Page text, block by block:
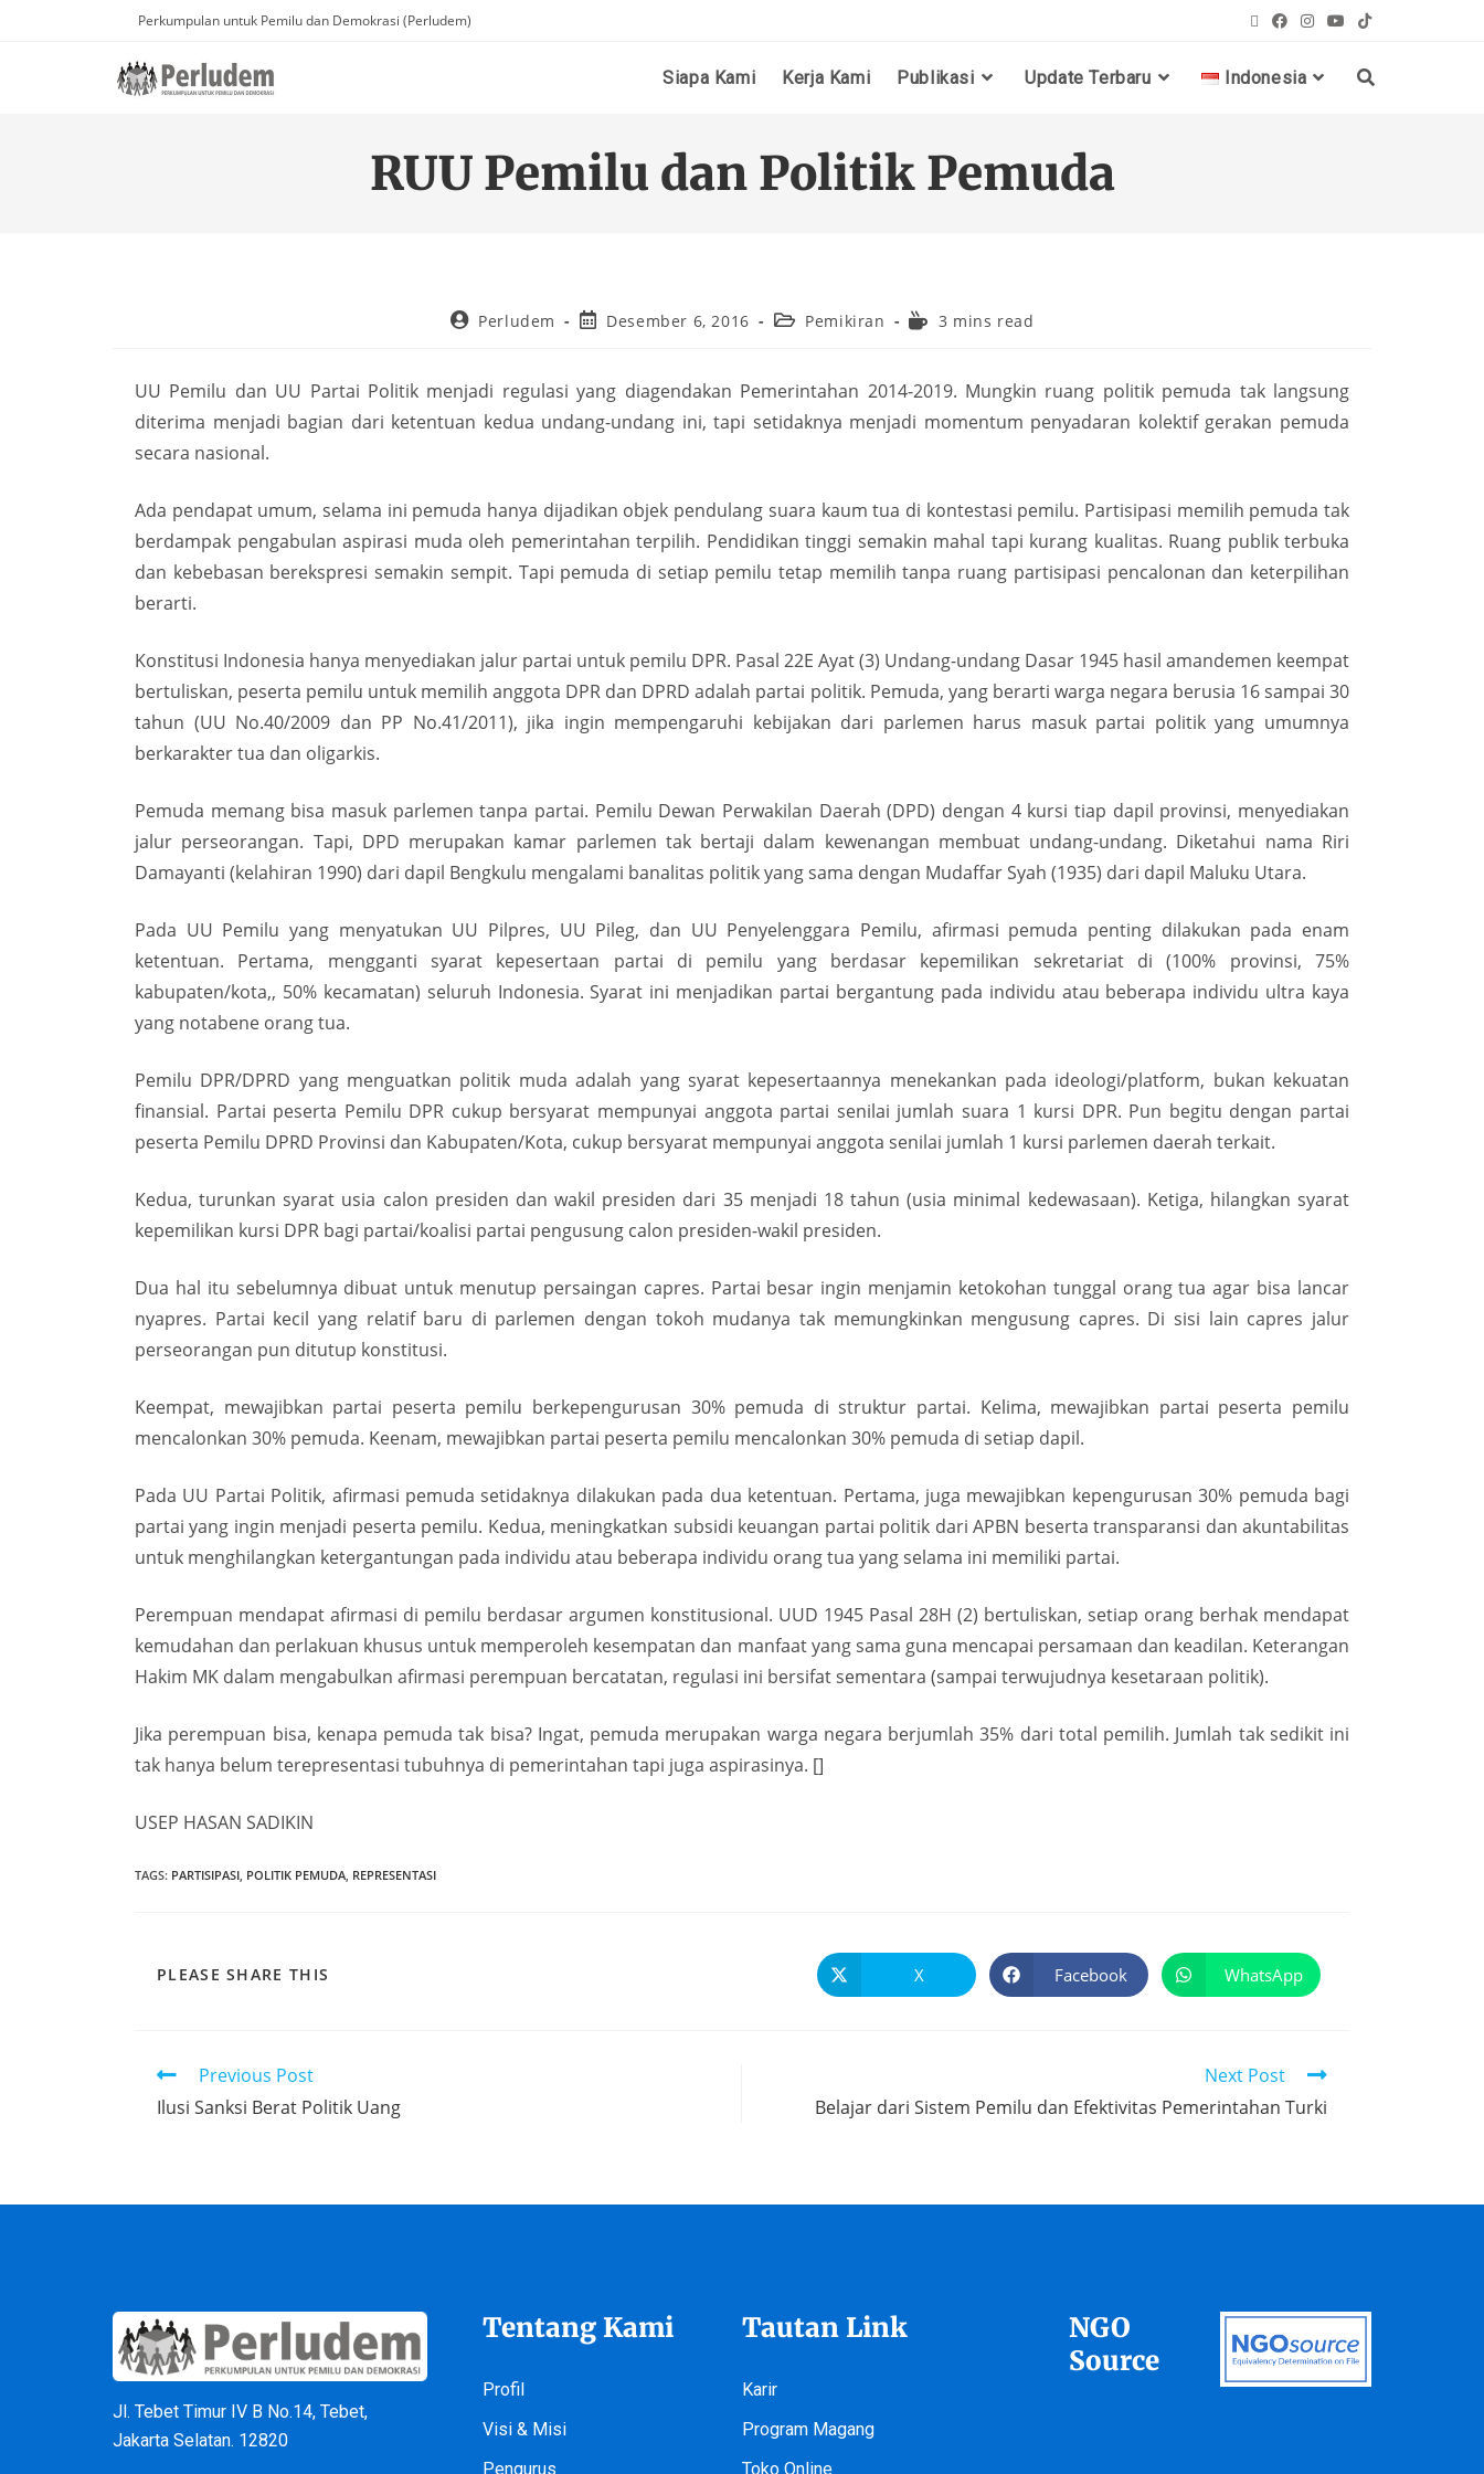
Perkumpulan untuk Pemilu dan Demokrasi (Perludem)
Siapa Kami Kerja Kami Publikasi Update Terbaru Indonesia
RUU Pemilu dan Politik Pemuda
Perludem Desember 6, 2016 Pemikiran 3 mins read
UU Pemilu dan UU Partai Politik menjadi regulasi yang diagendakan Pemerintahan 2014-2019. Mungkin ruang politik pemuda tak langsung
diterima menjadi bagian dari ketentuan kedua undang-undang ini, tapi setidaknya menjadi momentum penyadaran kolektif gerakan pemuda
secara nasional.
Ada pendapat umum, selama ini pemuda hanya dijadikan objek pendulang suara kaum tua di kontestasi pemilu. Partisipasi memilih pemuda tak
berdampak pengabulan aspirasi muda oleh pemerintahan terpilih. Pendidikan tinggi semakin mahal tapi kurang kualitas. Ruang publik terbuka
dan kebebasan berekspresi semakin sempit. Tapi pemuda di setiap pemilu tetap memilih tanpa ruang partisipasi pencalonan dan keterpilihan
berarti.
Konstitusi Indonesia hanya menyediakan jalur partai untuk pemilu DPR. Pasal 22E Ayat (3) Undang-undang Dasar 1945 hasil amandemen keempat
bertuliskan, peserta pemilu untuk memilih anggota DPR dan DPRD adalah partai politik. Pemuda, yang berarti warga negara berusia 16 sampai 30
tahun (UU No.40/2009 dan PP No.41/2011), jika ingin mempengaruhi kebijakan dari parlemen harus masuk partai politik yang umumnya
berkarakter tua dan oligarkis.
Pemuda memang bisa masuk parlemen tanpa partai. Pemilu Dewan Perwakilan Daerah (DPD) dengan 4 kursi tiap dapil provinsi, menyediakan
jalur perseorangan. Tapi, DPD merupakan kamar parlemen tak bertaji dalam kewenangan membuat undang-undang. Diketahui nama Riri
Damayanti (kelahiran 1990) dari dapil Bengkulu mengalami banalitas politik yang sama dengan Mudaffar Syah (1935) dari dapil Maluku Utara.
Pada UU Pemilu yang menyatukan UU Pilpres, UU Pileg, dan UU Penyelenggara Pemilu, afirmasi pemuda penting dilakukan pada enam
ketentuan. Pertama, mengganti syarat kepesertaan partai di pemilu yang berdasar kepemilikan sekretariat di (100% provinsi, 75%
kabupaten/kota,, 50% kecamatan) seluruh Indonesia. Syarat ini menjadikan partai bergantung pada individu atau beberapa individu ultra kaya
yang notabene orang tua.
Pemilu DPR/DPRD yang menguatkan politik muda adalah yang syarat kepesertaannya menekankan pada ideologi/platform, bukan kekuatan
finansial. Partai peserta Pemilu DPR cukup bersyarat mempunyai anggota partai senilai jumlah suara 1 kursi DPR. Pun begitu dengan partai
peserta Pemilu DPRD Provinsi dan Kabupaten/Kota, cukup bersyarat mempunyai anggota senilai jumlah 1 kursi parlemen daerah terkait.
Kedua, turunkan syarat usia calon presiden dan wakil presiden dari 35 menjadi 18 tahun (usia minimal kedewasaan). Ketiga, hilangkan syarat
kepemilikan kursi DPR bagi partai/koalisi partai pengusung calon presiden-wakil presiden.
Dua hal itu sebelumnya dibuat untuk menutup persaingan capres. Partai besar ingin menjamin ketokohan tunggal orang tua agar bisa lancar
nyapres. Partai kecil yang relatif baru di parlemen dengan tokoh mudanya tak memungkinkan mengusung capres. Di sisi lain capres jalur
perseorangan pun ditutup konstitusi.
Keempat, mewajibkan partai peserta pemilu berkepengurusan 30% pemuda di struktur partai. Kelima, mewajibkan partai peserta pemilu
mencalonkan 30% pemuda. Keenam, mewajibkan partai peserta pemilu mencalonkan 30% pemuda di setiap dapil.
Pada UU Partai Politik, afirmasi pemuda setidaknya dilakukan pada dua ketentuan. Pertama, juga mewajibkan kepengurusan 30% pemuda bagi
partai yang ingin menjadi peserta pemilu. Kedua, meningkatkan subsidi keuangan partai politik dari APBN beserta transparansi dan akuntabilitas
untuk menghilangkan ketergantungan pada individu atau beberapa individu orang tua yang selama ini memiliki partai.
Perempuan mendapat afirmasi di pemilu berdasar argumen konstitusional. UUD 1945 Pasal 28H (2) bertuliskan, setiap orang berhak mendapat
kemudahan dan perlakuan khusus untuk memperoleh kesempatan dan manfaat yang sama guna mencapai persamaan dan keadilan. Keterangan
Hakim MK dalam mengabulkan afirmasi perempuan bercatatan, regulasi ini bersifat sementara (sampai terwujudnya kesetaraan politik).
Jika perempuan bisa, kenapa pemuda tak bisa? Ingat, pemuda merupakan warga negara berjumlah 35% dari total pemilih. Jumlah tak sedikit ini
tak hanya belum terepresentasi tubuhnya di pemerintahan tapi juga aspirasinya. []
USEP HASAN SADIKIN
TAGS: PARTISIPASI, POLITIK PEMUDA, REPRESENTASI
PLEASE SHARE THIS X Facebook WhatsApp
Previous Post
Ilusi Sanksi Berat Politik Uang
Next Post
Belajar dari Sistem Pemilu dan Efektivitas Pemerintahan Turki
Jl. Tebet Timur IV B No.14, Tebet,
Jakarta Selatan. 12820
Tentang Kami
Profil
Visi & Misi
Pengurus
Tautan Link
Karir
Program Magang
Toko Online
NGO
Source